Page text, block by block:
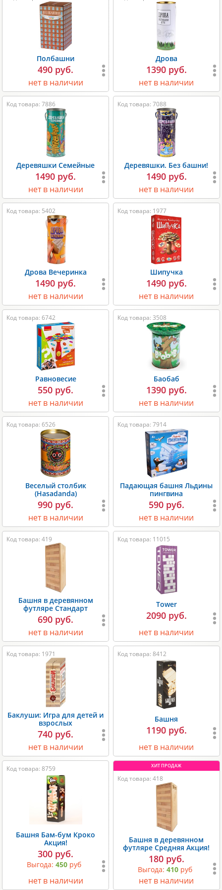
Полбашни
490 руб.
нет в наличии
Дрова
1390 руб.
нет в наличии
Код товара: 7886
Деревяшки Семейные
1490 руб.
нет в наличии
Код товара: 7088
Деревяшки. Без башни!
1490 руб.
нет в наличии
Код товара: 5402
Дрова Вечеринка
1490 руб.
нет в наличии
Код товара: 1977
Шипучка
1490 руб.
нет в наличии
Код товара: 6742
Равновесие
550 руб.
нет в наличии
Код товара: 3508
Баобаб
1390 руб.
нет в наличии
Код товара: 6526
Веселый столбик
(Hasadanda)
990 руб.
нет в наличии
Код товара: 7914
Падающая башня Льдины
пингвина
590 руб.
нет в наличии
Код товара: 419
Башня в деревянном
футляре Стандарт
690 руб.
нет в наличии
Код товара: 11015
Tower
2090 руб.
нет в наличии
Код товара: 1971
Баклуши: Игра для детей и
взрослых
740 руб.
нет в наличии
Код товара: 8412
Башня
1190 руб.
нет в наличии
Код товара: 8759
Башня Бам-бум Кроко
Акция!
300 руб.
Выгода:450 руб
нет в наличии
Код товара: 418
Башня в деревянном
футляре Средняя Акция!
180 руб.
Выгода: 410руб
нет в наличии